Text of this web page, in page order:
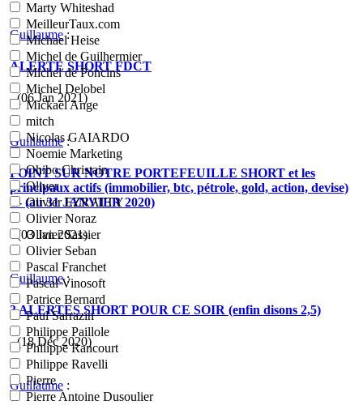
Marty Whiteshad
MeilleurTaux.com
Michael Heise
Michel de Guilhermier
Michel de Poncins
Michel Delobel
Mickaël Ange
mitch
Nicolas GAIARDO
Noemie Marketing
Ohibo Christain
Oliver
Olivier EZRATTY
Olivier Noraz
Olivier Sassier
Olivier Seban
Pascal Franchet
Pascal Vinosoft
Patrice Bernard
Paul Sarrazin
Philippe Paillole
Philippe Rancourt
Philippe Ravelli
Pierre
Pierre Antoine Dusoulier
Guillaume:
ALERTE SHORT FDCT
- (06 Jan 2021)
Guillaume:
POINT SUR NOTRE PORTEFEUILLE SHORT et les
principaux actifs (immobilier, btc, pétrole, gold, action, devise)
--- (au 31 JANVIER 2020)
- (03 Jan 2021)
Guillaume:
3 ALERTES SHORT POUR CE SOIR (enfin disons 2,5)
- (18 Déc 2020)
Guillaume :